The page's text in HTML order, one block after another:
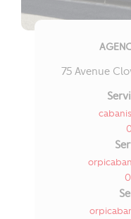
75 Avenue